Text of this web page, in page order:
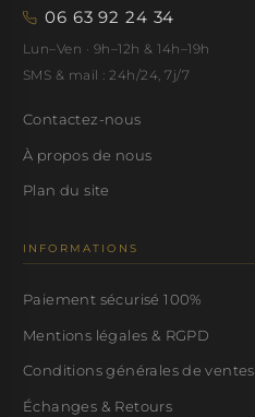
06 63 92 24 34
Lun–Ven · 9h–12h & 14h–19h
SMS & mail : 24h/24, 7j/7
Contactez-nous
À propos de nous
Plan du site
INFORMATIONS
Paiement sécurisé 100%
Mentions légales & RGPD
Conditions générales de ventes
Échanges & Retours